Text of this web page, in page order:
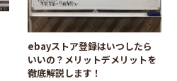
ebayストア登録はいつしたら
いいの？メリットデメリットを
徹底解説します！